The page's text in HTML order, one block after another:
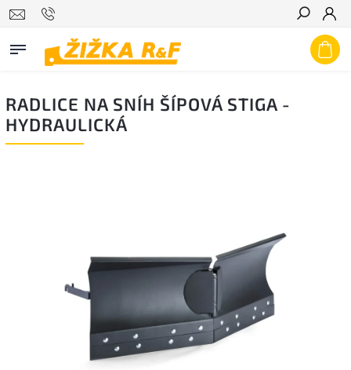
Hledat
RADLICE NA SNÍH ŠÍPOVÁ STIGA -
HYDRAULICKÁ